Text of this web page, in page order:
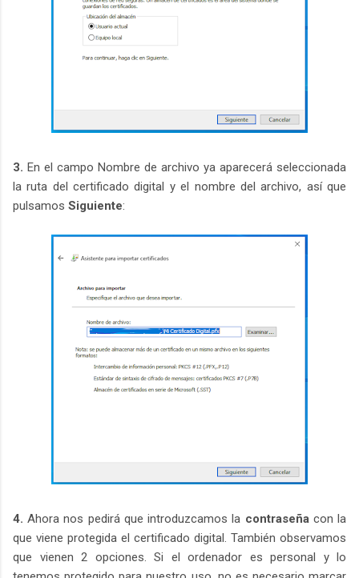
3. En el campo Nombre de archivo ya aparecerá seleccionada
la ruta del certificado digital y el nombre del archivo, así que
pulsamos Siguiente:
4.Ahora nos pedirá que introduzcamos la contraseña con la
que viene protegida el certificado digital. También observamos
que vienen 2 opciones. Si el ordenador es personal y lo